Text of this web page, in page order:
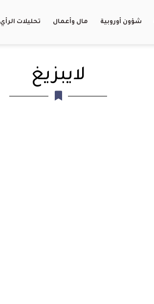
شؤون أوروبية مال وأعمال تحليلات الرأي
لايبزيغ